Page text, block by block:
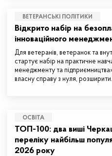
ВЕТЕРАНСЬКІ ПОЛІТИКИ
Відкрито набір на
інноваційного
Для ветеранів, ветеранок та
стартує набір на практичне
менеджменту та
власну справу з нуля,
ОСВІТА
ТОП-100: два виші
переліку найбільш
2026 року